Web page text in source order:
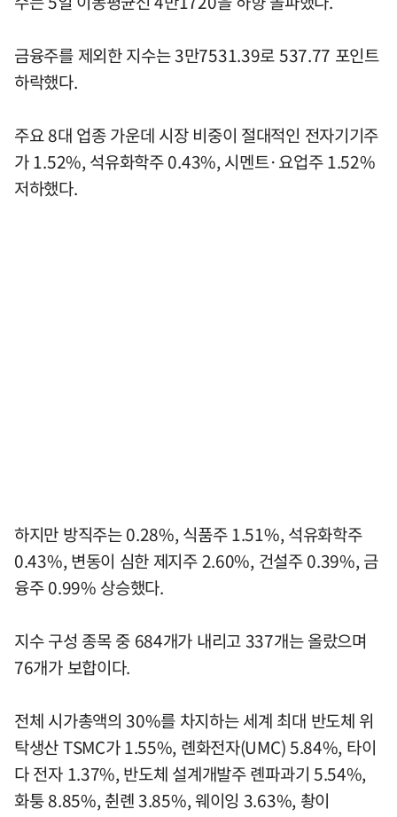
금융주를 제외한 지수는 3만7531.39로 537.77 포인트
하락했다.
주요 8대 업종 가운데 시장 비중이 절대적인 전자기기주
가 1.52%, 석유화학주 0.43%, 시멘트·요업주 1.52%
저하했다.
하지만 방직주는 0.28%, 식품주 1.51%, 석유화학주
0.43%, 변동이 심한 제지주 2.60%, 건설주 0.39%, 금
융주 0.99% 상승했다.
지수 구성 종목 중 684개가 내리고 337개는 올랐으며
76개가 보합이다.
전체 시가총액의 30%를 차지하는 세계 최대 반도체 위
탁생산 TSMC가 1.55%, 롄화전자(UMC) 5.84%, 타이
다 전자 1.37%, 반도체 설계개발주 롄파과기 5.54%,
화퉁 8.85%, 췬롄 3.85%, 웨이잉 3.63%, 촹이